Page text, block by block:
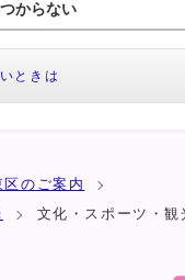
からない
ときは
区のご案内
文化・スポーツ・観